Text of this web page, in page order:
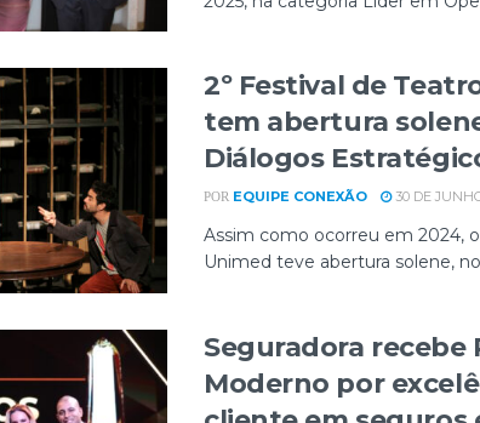
2º Festival de
tem abertura
Diálogos
POR EQUIPE CONEXÃO 30 DE
Assim como ocorreu em 2024,
Unimed teve abertura solene,
Seguradora
Moderno por